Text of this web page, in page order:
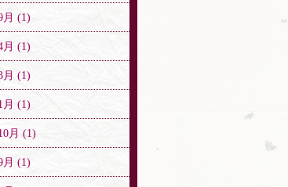
月 (1)
月 (1)
月 (1)
月 (1)
月 (1)
月 (1)